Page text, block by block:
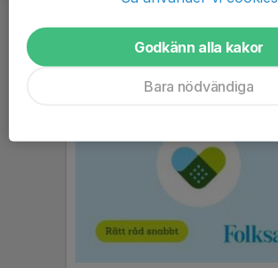
Godkänn alla kakor
Bara nödvändiga